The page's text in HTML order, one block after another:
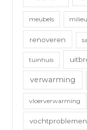
meubels
renoveren
tuinhuis
verwarming
vloerverwarming
vochtproblemen